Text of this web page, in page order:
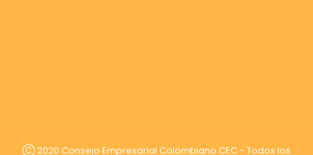
Ⓒ 2020 Consejo Empresarial Colombiano CEC - Todos los